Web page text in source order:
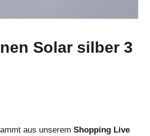
Solar silber 3
aus unserem Shopping Live